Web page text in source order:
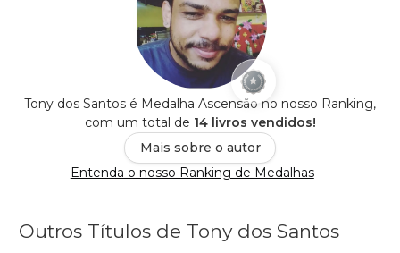
Tony dos Santos é Medalha Ascensão no nosso Ranking,
com um total de 14 livros vendidos!
Mais sobre o autor
Entenda o nosso Ranking de Medalhas
Outros Títulos de Tony dos Santos